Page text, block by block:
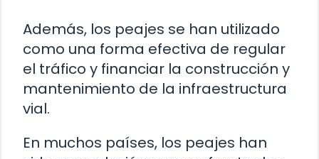
Además, los peajes se han utilizado
como una forma efectiva de regular
el tráfico y financiar la construcción y
mantenimiento de la infraestructura
vial.
En muchos países, los peajes han